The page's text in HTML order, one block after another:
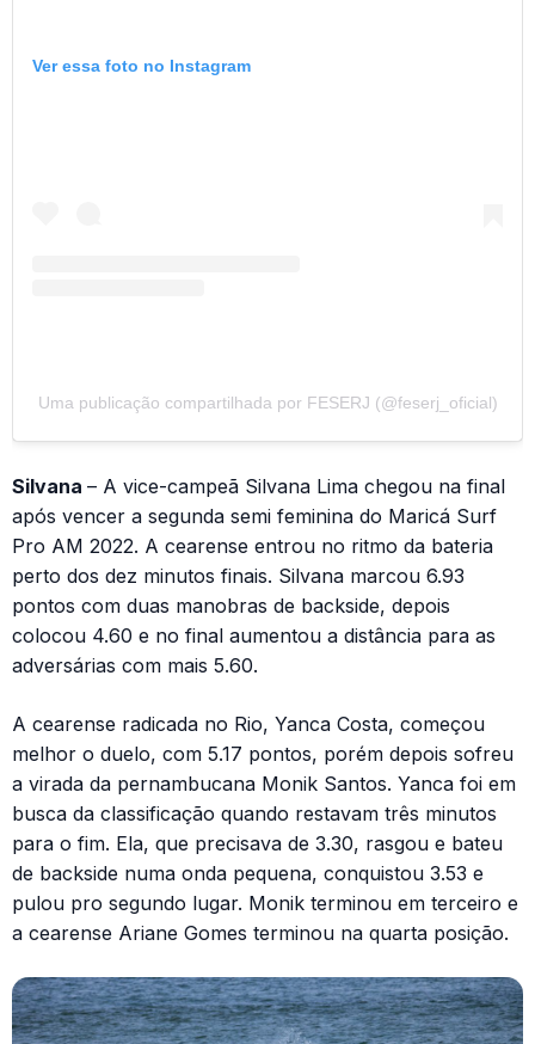
Ver essa foto no Instagram
Uma publicação compartilhada por FESERJ (@feserj_oficial)
Silvana – A vice-campeã Silvana Lima chegou na final
após vencer a segunda semi feminina do Maricá Surf
Pro AM 2022. A cearense entrou no ritmo da bateria
perto dos dez minutos finais. Silvana marcou 6.93
pontos com duas manobras de backside, depois
colocou 4.60 e no final aumentou a distância para as
adversárias com mais 5.60.
A cearense radicada no Rio, Yanca Costa, começou
melhor o duelo, com 5.17 pontos, porém depois sofreu
a virada da pernambucana Monik Santos. Yanca foi em
busca da classificação quando restavam três minutos
para o fim. Ela, que precisava de 3.30, rasgou e bateu
de backside numa onda pequena, conquistou 3.53 e
pulou pro segundo lugar. Monik terminou em terceiro e
a cearense Ariane Gomes terminou na quarta posição.